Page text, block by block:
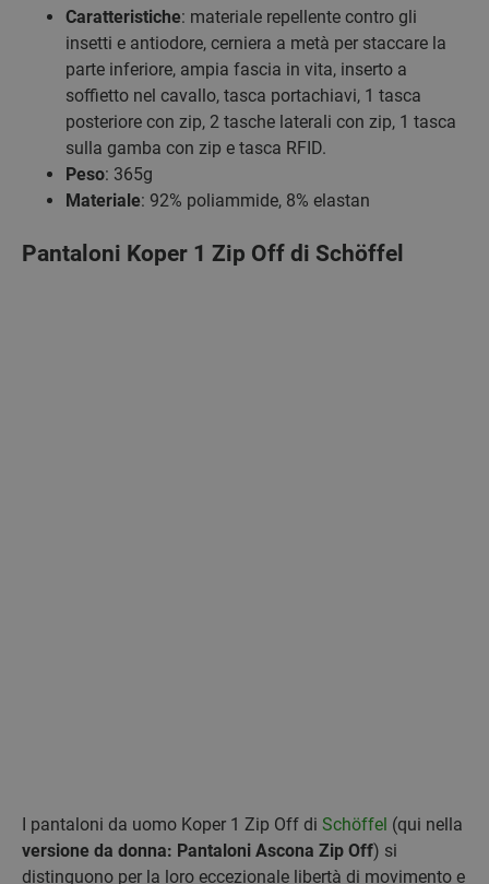
Caratteristiche: materiale repellente contro gli
insetti e antiodore, cerniera a metà per staccare la
parte inferiore, ampia fascia in vita, inserto a
soffietto nel cavallo, tasca portachiavi, 1 tasca
posteriore con zip, 2 tasche laterali con zip, 1 tasca
sulla gamba con zip e tasca RFID.
Peso: 365g
Materiale: 92% poliammide, 8% elastan
Pantaloni Koper 1 Zip Off di Schöffel
I pantaloni da uomo Koper 1 Zip Off di Schöffel (qui nella
versione da donna: Pantaloni Ascona Zip Off) si
distinguono per la loro eccezionale libertà di movimento e